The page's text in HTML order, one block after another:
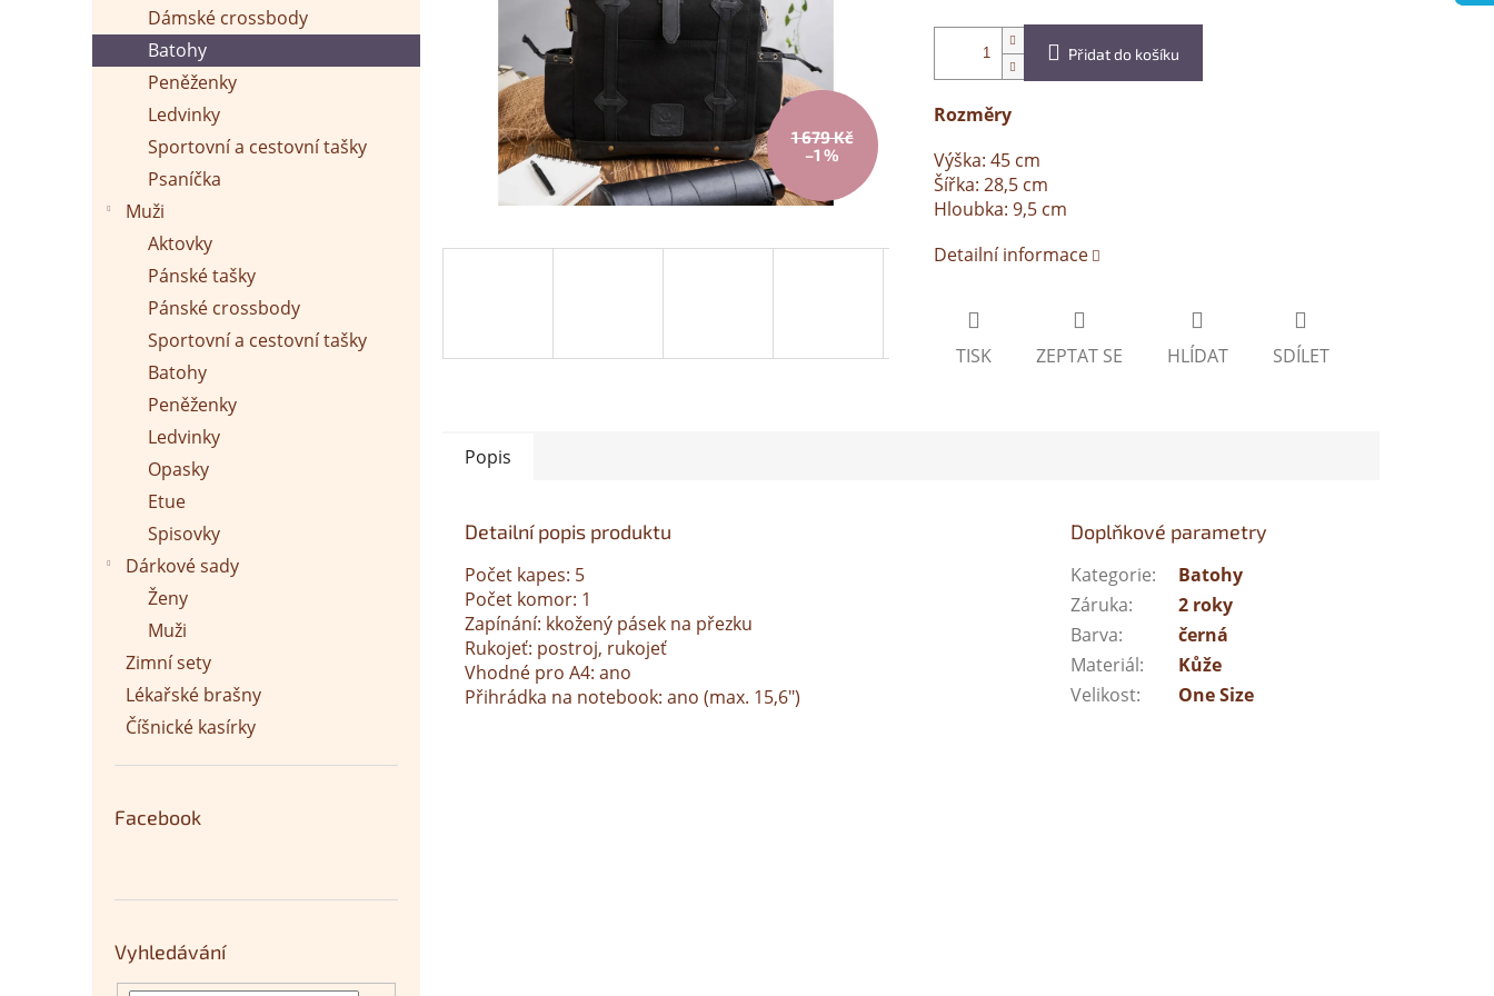
e
Dámské crossbody
Batohy
Peněženky
Ledvinky
Sportovní a cestovní tašky
Psaníčka
Muži
Aktovky
Pánské tašky
Pánské crossbody
Sportovní a cestovní tašky
Batohy
Peněženky
Ledvinky
Opasky
Etue
Spisovky
Dárkové sady
Ženy
Muži
Zimní sety
Lékařské brašny
Číšnické kasírky
Facebook
Vyhledávání
1 679 Kč
–1 %
Přidat do košíku
Rozměry
Výška: 45 cm
Šířka: 28,5 cm
Hloubka: 9,5 cm
Detailní informace
TISK ZEPTAT SE HLÍDAT SDÍLET
Popis
Detailní popis produktu
Počet kapes: 5
Počet komor: 1
Zapínání: kkožený pásek na přezku
Rukojeť: postroj, rukojeť
Vhodné pro A4: ano
Přihrádka na notebook: ano (max. 15,6")
Doplňkové parametry
Kategorie:
Batohy
Záruka:
2 roky
Barva:
černá
Materiál:
Kůže
Velikost: One Size